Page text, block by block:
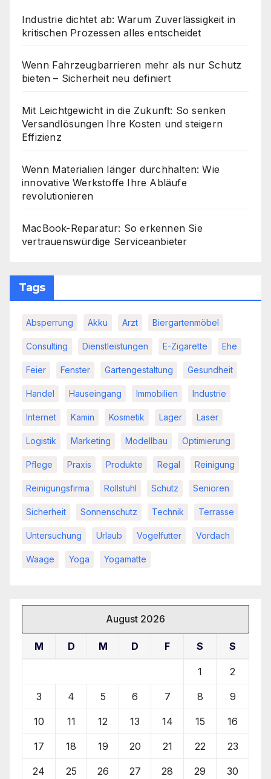
Industrie dichtet ab: Warum Zuverlässigkeit in
kritischen Prozessen alles entscheidet
Wenn Fahrzeugbarrieren mehr als nur Schutz
bieten – Sicherheit neu definiert
Mit Leichtgewicht in die Zukunft: So senken
Versandlösungen Ihre Kosten und steigern
Effizienz
Wenn Materialien länger durchhalten: Wie
innovative Werkstoffe Ihre Abläufe
revolutionieren
MacBook-Reparatur: So erkennen Sie
vertrauenswürdige Serviceanbieter
Tags
Absperrung Akku Arzt Biergartenmöbel
Consulting Dienstleistungen E-Zigarette Ehe
Feier Fenster Gartengestaltung Gesundheit
Handel Hauseingang Immobilien Industrie
Internet Kamin Kosmetik Lager Laser
Logistik Marketing Modellbau Optimierung
Pflege Praxis Produkte Regal Reinigung
Reinigungsfirma Rollstuhl Schutz Senioren
Sicherheit Sonnenschutz Technik Terrasse
Untersuchung Urlaub Vogelfutter Vordach
Waage Yoga Yogamatte
August 2026
M D M D F S S
1 2
3 4 5 6 7 8 9
10 11 12 13 14 15 16
17 18 19 20 21 22 23
24 25 26 27 28 29 30